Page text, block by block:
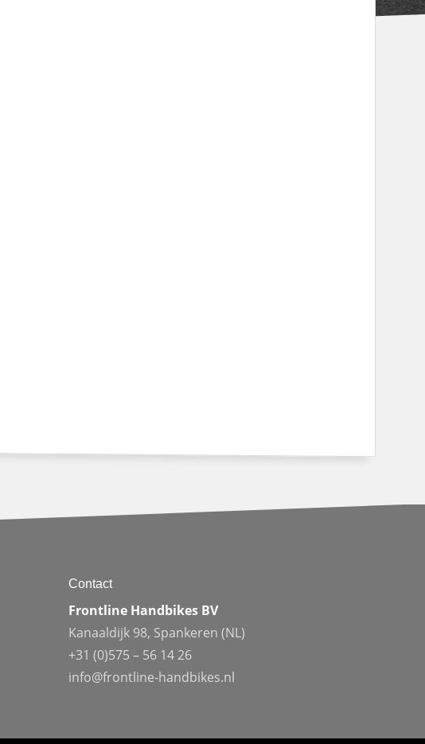
Contact
Frontline Handbikes BV
Kanaaldijk 98, Spankeren (NL)
+31 (0)575 – 56 14 26
info@frontline-handbikes.nl